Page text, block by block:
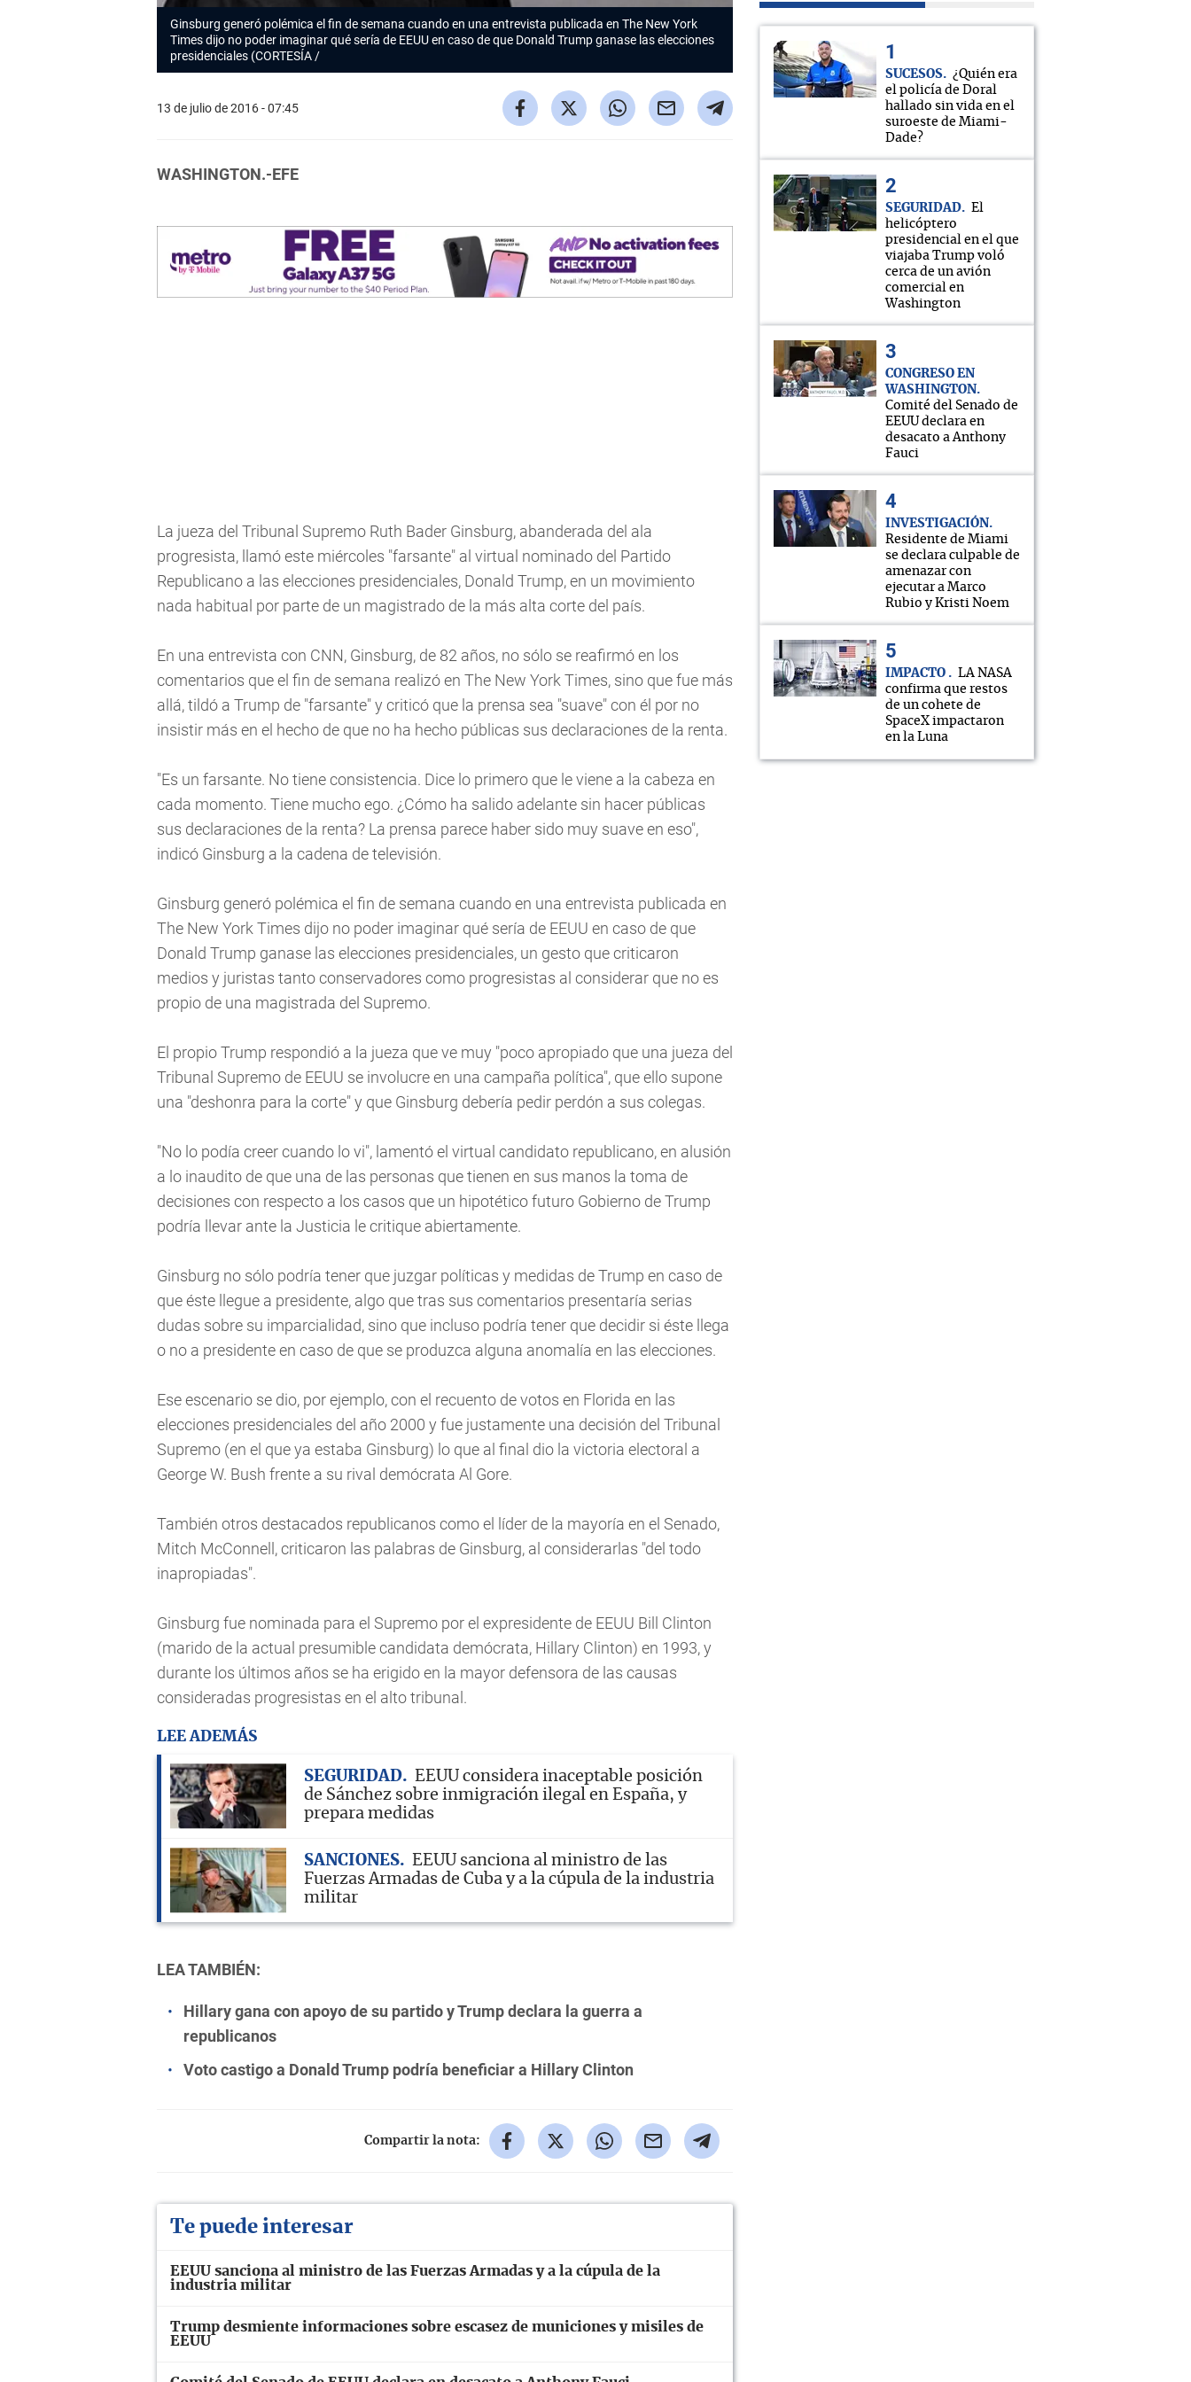
Ginsburg generó polémica el fin de semana cuando en una entrevista publicada en The New York
Times dijo no poder imaginar qué sería de EEUU en caso de que Donald Trump ganase las elecciones
presidenciales (CORTESÍA /
13 de julio de 2016 - 07:45
WASHINGTON.-EFE
La jueza del Tribunal Supremo Ruth Bader Ginsburg, abanderada del ala
progresista, llamó este miércoles "farsante" al virtual nominado del Partido
Republicano a las elecciones presidenciales, Donald Trump, en un movimiento
nada habitual por parte de un magistrado de la más alta corte del país.
En una entrevista con CNN, Ginsburg, de 82 años, no sólo se reafirmó en los
comentarios que el fin de semana realizó en The New York Times, sino que fue más
allá, tildó a Trump de "farsante" y criticó que la prensa sea "suave" con él por no
insistir más en el hecho de que no ha hecho públicas sus declaraciones de la renta.
"Es un farsante. No tiene consistencia. Dice lo primero que le viene a la cabeza en
cada momento. Tiene mucho ego. ¿Cómo ha salido adelante sin hacer públicas
sus declaraciones de la renta? La prensa parece haber sido muy suave en eso",
indicó Ginsburg a la cadena de televisión.
Ginsburg generó polémica el fin de semana cuando en una entrevista publicada en
The New York Times dijo no poder imaginar qué sería de EEUU en caso de que
Donald Trump ganase las elecciones presidenciales, un gesto que criticaron
medios y juristas tanto conservadores como progresistas al considerar que no es
propio de una magistrada del Supremo.
El propio Trump respondió a la jueza que ve muy "poco apropiado que una jueza del
Tribunal Supremo de EEUU se involucre en una campaña política", que ello supone
una "deshonra para la corte" y que Ginsburg debería pedir perdón a sus colegas.
"No lo podía creer cuando lo vi", lamentó el virtual candidato republicano, en alusión
a lo inaudito de que una de las personas que tienen en sus manos la toma de
decisiones con respecto a los casos que un hipotético futuro Gobierno de Trump
podría llevar ante la Justicia le critique abiertamente.
Ginsburg no sólo podría tener que juzgar políticas y medidas de Trump en caso de
que éste llegue a presidente, algo que tras sus comentarios presentaría serias
dudas sobre su imparcialidad, sino que incluso podría tener que decidir si éste llega
o no a presidente en caso de que se produzca alguna anomalía en las elecciones.
Ese escenario se dio, por ejemplo, con el recuento de votos en Florida en las
elecciones presidenciales del año 2000 y fue justamente una decisión del Tribunal
Supremo (en el que ya estaba Ginsburg) lo que al final dio la victoria electoral a
George W. Bush frente a su rival demócrata Al Gore.
También otros destacados republicanos como el líder de la mayoría en el Senado,
Mitch McConnell, criticaron las palabras de Ginsburg, al considerarlas "del todo
inapropiadas".
Ginsburg fue nominada para el Supremo por el expresidente de EEUU Bill Clinton
(marido de la actual presumible candidata demócrata, Hillary Clinton) en 1993, y
durante los últimos años se ha erigido en la mayor defensora de las causas
consideradas progresistas en el alto tribunal.
LEE ADEMÁS
SEGURIDAD
EEUU considera inaceptable posición
de Sánchez sobre inmigración ilegal en España, y
prepara medidas
SANCIONES
EEUU sanciona al ministro de las
Fuerzas Armadas de Cuba y a la cúpula de la industria
militar
LEA TAMBIÉN:
Hillary gana con apoyo de su partido y Trump declara la guerra a
republicanos
Voto castigo a Donald Trump podría beneficiar a Hillary Clinton
Compartir la nota:
Te puede interesar
EEUU sanciona al ministro de las Fuerzas Armadas y a la cúpula de la
industria militar
Trump desmiente informaciones sobre escasez de municiones y misiles de
EEUU
SUCESOS
¿Quién era
el policía de Doral
hallado sin vida en el
suroeste de Miami-
Dade?
SEGURIDAD
El
helicóptero
presidencial en el que
viajaba Trump voló
cerca de un avión
comercial en
Washington
CONGRESO EN
WASHINGTON
Comité del Senado de
EEUU declara en
desacato a Anthony
Fauci
INVESTIGACIÓN
Residente de Miami
se declara culpable de
amenazar con
ejecutar a Marco
Rubio y Kristi Noem
IMPACTO
LA NASA
confirma que restos
de un cohete de
SpaceX impactaron
en la Luna